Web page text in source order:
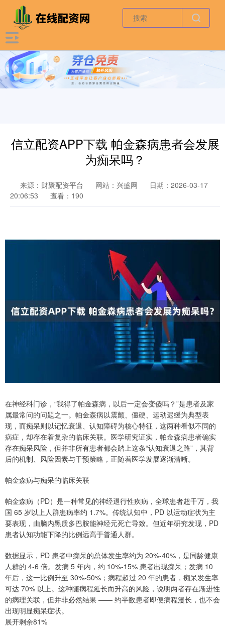
信立配资APP下载 帕金森病患者会发展
为痴呆吗？
来源：财聚配资平台 网站：兴盛网
日期：2026-03-17
20:06:53
查看：190
在神经科门诊，“我得了帕金森病，以后一定会变傻吗？”是患者及家
属最常问的问题之一。帕金森病以震颤、僵硬、运动迟缓为典型表
现，而痴呆则以记忆衰退、认知障碍为核心特征，这两种看似不同的
病症，却存在着复杂的临床关联。医学研究证实，帕金森病患者确实
存在痴呆风险，但并非所有患者都会踏上这条“认知衰退之路”，其背
后的机制、风险因素与干预策略，正随着医学发展逐渐清晰。
帕金森病与痴呆的临床关联
帕金森病（PD）是一种常见的神经退行性疾病，全球患者超千万，我
国 65 岁以上人群患病率约 1.7%。传统认知中，PD 以运动症状为主
要表现，由脑内黑质多巴胺能神经元死亡导致。但近年研究发现，PD
患者认知功能下降的比例远高于普通人群。
数据显示，PD 患者中痴呆的总体发生率约为 20%-40%，是同龄健康
人群的 4-6 倍。发病 5 年内，约 10%-15% 患者出现痴呆；发病 10
年后，这一比例升至 30%-50%；病程超过 20 年的患者，痴呆发生率
可达 70% 以上。这种随病程延长而升高的风险，说明两者存在渐进性
的病理关联，但并非必然结果 —— 约半数患者即便病程漫长，也不会
出现明显痴呆症状。
展开剩余81%